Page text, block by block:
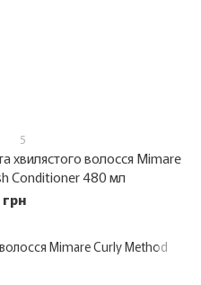
5
хвилястого волосся Mimare
Conditioner 480 мл